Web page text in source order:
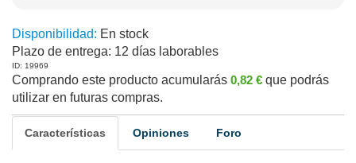
Disponibilidad: En stock
Plazo de entrega: 12 días laborables
ID: 19969
Comprando este producto acumularás 0,82 € que podrás
utilizar en futuras compras.
Características Opiniones Foro